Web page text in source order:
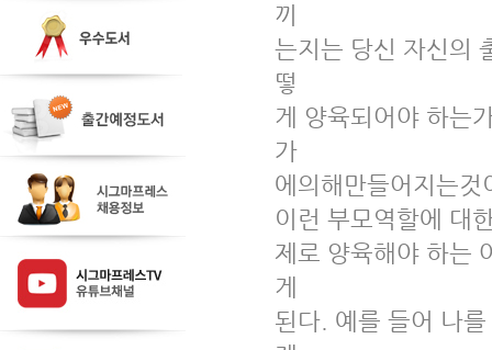
끼
는지는 당신 자신의
떻
게 양육되어야 하는
가
에의해만들어지는것
이런 부모역할에 대
제로 양육해야 하는
게
된다. 예를 들어 나